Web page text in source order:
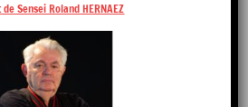
/ MUG (stage Washizu)
Sensei Roland HERNAEZ